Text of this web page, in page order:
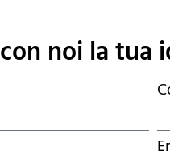
noi la tua